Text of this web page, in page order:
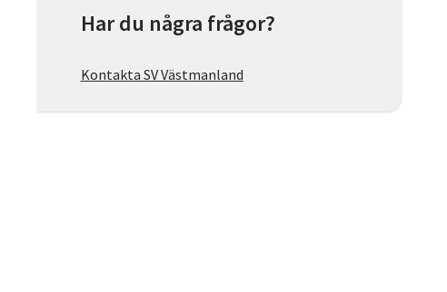
Har du några frågor?
Kontakta SV Västmanland